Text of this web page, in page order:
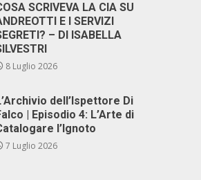
SCRIVEVA LA CIA SU
E I SERVIZI
– DI ISABELLA
8 Luglio 2026
dell’Ispettore Di
| Episodio 4: L’Arte di
l’Ignoto
7 Luglio 2026